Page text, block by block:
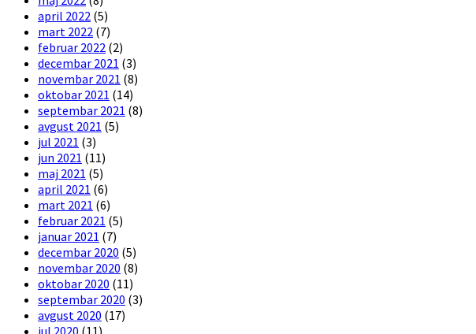
april 2022 (5)
mart 2022 (7)
februar 2022 (2)
decembar 2021 (3)
novembar 2021 (8)
oktobar 2021 (14)
septembar 2021 (8)
avgust 2021 (5)
jul 2021 (3)
jun 2021 (11)
maj 2021 (5)
april 2021 (6)
mart 2021 (6)
februar 2021 (5)
januar 2021 (7)
decembar 2020 (5)
novembar 2020 (8)
oktobar 2020 (11)
septembar 2020 (3)
avgust 2020 (17)